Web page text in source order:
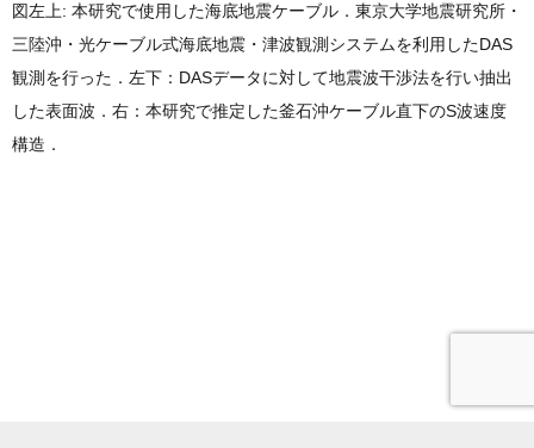
図左上: 本研究で使用した海底地震ケーブル．東京大学地震研究所・
三陸沖・光ケーブル式海底地震・津波観測システムを利用したDAS
観測を行った．左下：DASデータに対して地震波干渉法を行い抽出
した表面波．右：本研究で推定した釜石沖ケーブル直下のS波速度
構造．